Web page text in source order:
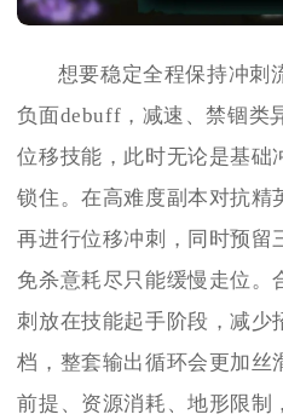
想要稳定全程保持冲刺
负面debuff，减速、禁锢类
位移技能，此时无论是基础
锁住。在高难度副本对抗精
再进行位移冲刺，同时预留
免杀意耗尽只能缓慢走位。
刺放在技能起手阶段，减少
档，整套输出循环会更加丝
前提、资源消耗、地形限制